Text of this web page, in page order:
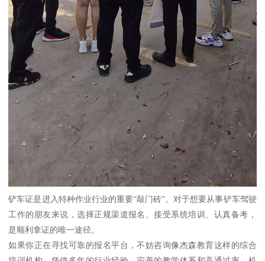
铲车证是进入特种作业行业的重要“敲门砖”。对于想要从事铲车驾驶
工作的朋友来说，选择正规渠道报名、接受系统培训、认真备考，
是顺利拿证的唯一途径。
如果你正在寻找可靠的报名平台，不妨咨询像杰森教育这样的综合